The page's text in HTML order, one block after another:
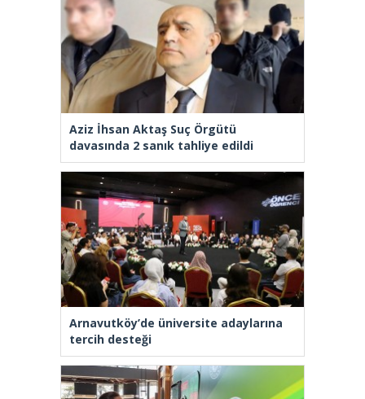
Aziz İhsan Aktaş Suç Örgütü
davasında 2 sanık tahliye edildi
Arnavutköy’de üniversite adaylarına
tercih desteği